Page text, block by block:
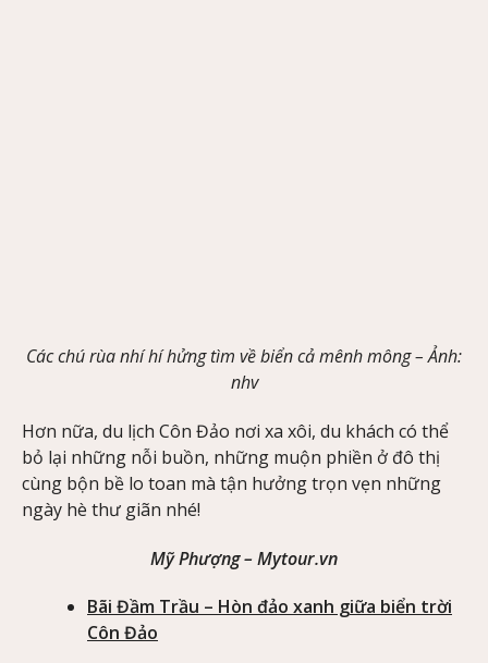
Các chú rùa nhí hí hửng tìm về biển cả mênh mông –Ảnh:
nhv
Hơn nữa, du lịch Côn Đảo nơi xa xôi, du khách có thể
bỏ lại những nỗi buồn, những muộn phiền ở đô thị
cùng bộn bề lo toan mà tận hưởng trọn vẹn những
ngày hè thư giãn nhé!
Mỹ Phượng – Mytour.vn
Bãi Đầm Trầu – Hòn đảo xanh giữa biển trời
Côn Đảo